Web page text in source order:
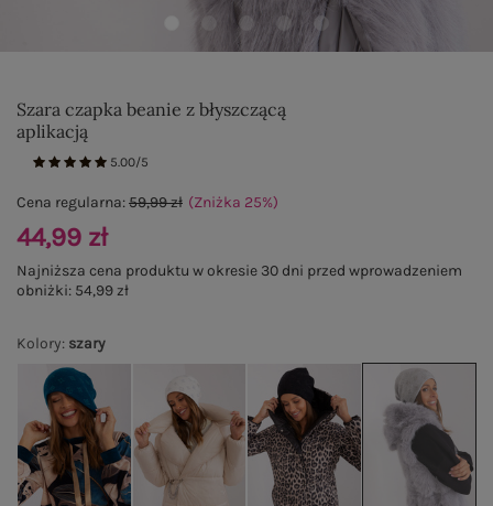
Szara czapka beanie z błyszczącą
aplikacją
5.00/5
Kolory: szary
Cena regularna:59,99 zł (Zniżka 25%)
44,99 zł
Najniższa cena produktu w okresie 30 dni przed wprowadzeniem
obniżki: 54,99 zł